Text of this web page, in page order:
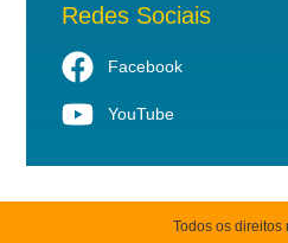
Redes Sociais
Facebook
YouTube
Todos os direitos